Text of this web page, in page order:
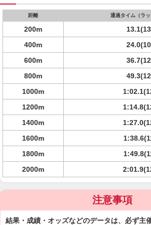
距離 通過タイム（ラッ
200m
400m
600m
800m
1000m
1200m
1400m
1600m
1800m
2000m
注意事項
結果・成績・オッズなどのデータは、必ず主